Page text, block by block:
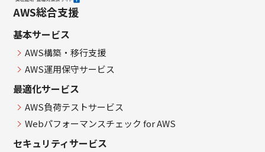
AWS総合支援
基本サービス
AWS構築・移行支援
AWS運用保守サービス
最適化サービス
AWS負荷テストサービス
Webパフォーマンスチェック for AWS
セキュリティサービス